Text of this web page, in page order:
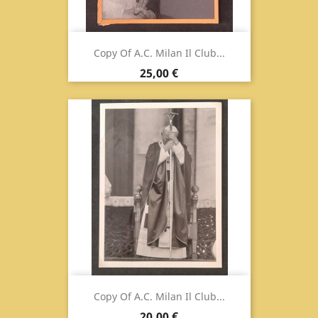
Copy Of A.C. Milan Il Club...
Prix
25,00 €
Copy Of A.C. Milan Il Club...